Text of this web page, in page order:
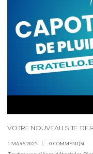
VOTRE NOUVEAU SITE DE
1 MARS 2025 0 COMMENT(S)